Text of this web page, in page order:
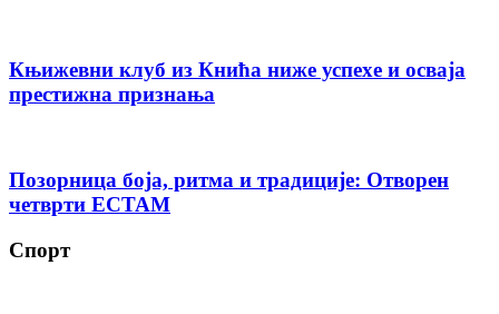
Књижевни клуб из Кнића ниже успехе и осваја
престижна признања
Позорница боја, ритма и традиције: Отворен
четврти ЕСТАМ
Спорт